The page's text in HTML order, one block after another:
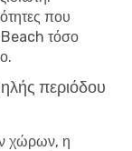
που
Beach τόσο
περιόδου
χώρων, η